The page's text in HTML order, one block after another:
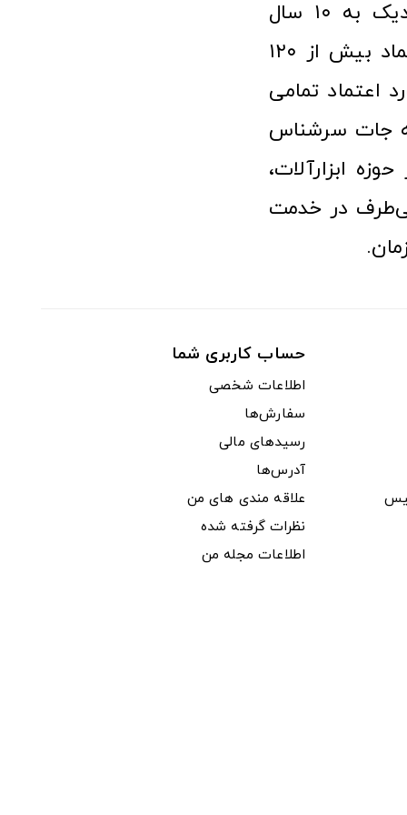
فروشگاه آنلاین ابزار و تجهیزات صنعتی کولیس با افتخار نزدیک به ۱۰ سال
فعالیت در عرصه ابزارآلات و کالاهای صنعتی توانسته مورد اعتماد بیش از ۱۲۰
اعتماد تمامی
جات سرشناس
ابزارآلات،
در خدمت
حساب کاربری شما
اطلاعات شخصی
سفارش‌ها
رسیدهای مالی
آدرس‌ها
علاقه مندی های من
نظرات گرفته شده
اطلاعات مجله من